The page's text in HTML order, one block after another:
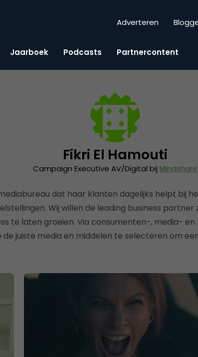
Adverteren
Jaarboek Podcasts Partnercontent
Fikri El Hamouti
Campaign Executive AV/Digital bij Mindshare
dat haar klanten dagelijks helpt bij
Wij willen de leading business partner
te laten groeien. Via consumenten-, media-
de juiste media en middelen te selecteren om